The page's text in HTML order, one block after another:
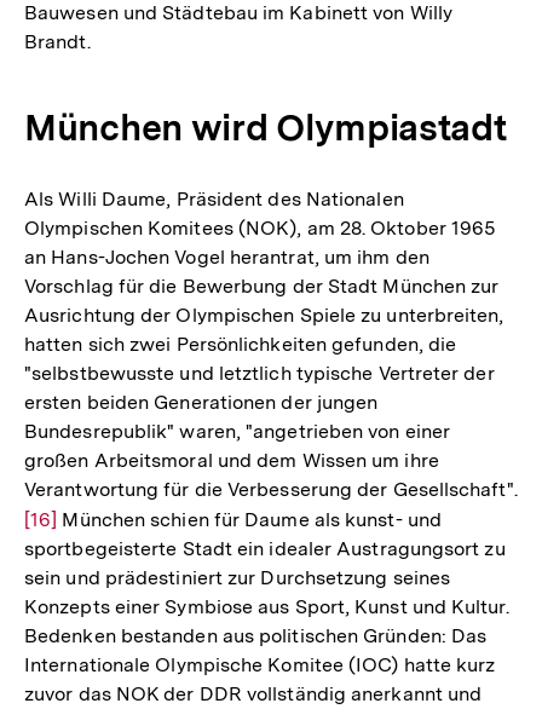
Bauwesen und Städtebau im Kabinett von Willy
Brandt.
München wird Olympiastadt
Als Willi Daume, Präsident des Nationalen
Olympischen Komitees (NOK), am 28. Oktober 1965
an Hans-Jochen Vogel herantrat, um ihm den
Vorschlag für die Bewerbung der Stadt München zur
Ausrichtung der Olympischen Spiele zu unterbreiten,
hatten sich zwei Persönlichkeiten gefunden, die
"selbstbewusste und letztlich typische Vertreter der
ersten beiden Generationen der jungen
Bundesrepublik" waren, "angetrieben von einer
großen Arbeitsmoral und dem Wissen um ihre
Verantwortung für die Verbesserung der Gesellschaft".
Zur
Auflösung
der
Fußnote
[16] München schien für Daume als kunst- und
sportbegeisterte Stadt ein idealer Austragungsort zu
sein und prädestiniert zur Durchsetzung seines
Konzepts einer Symbiose aus Sport, Kunst und Kultur.
Bedenken bestanden aus politischen Gründen: Das
Internationale Olympische Komitee (IOC) hatte kurz
zuvor das NOK der DDR vollständig anerkannt und